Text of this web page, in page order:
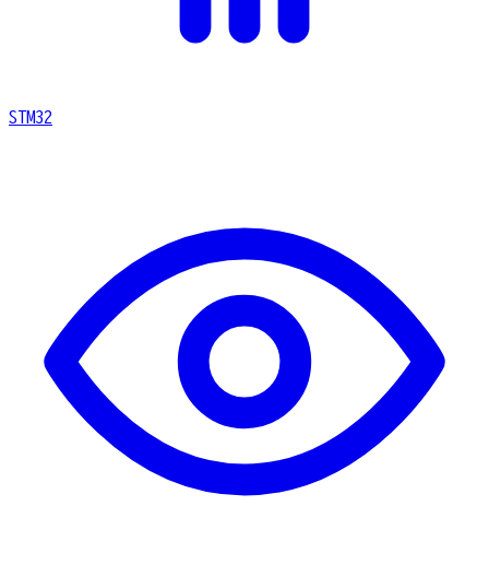
STM32